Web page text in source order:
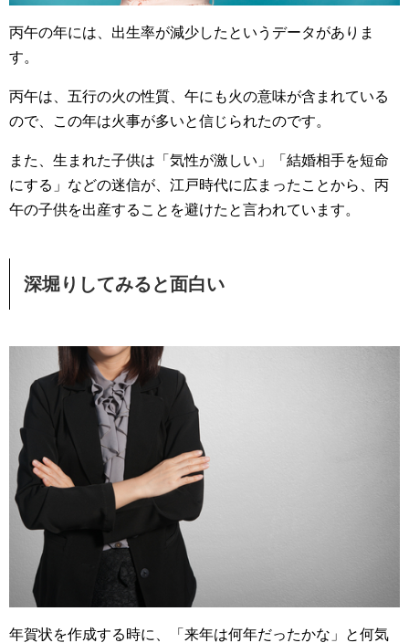
丙午の年には、出生率が減少したというデータがありま
す。
丙午は、五行の火の性質、午にも火の意味が含まれている
ので、この年は火事が多いと信じられたのです。
また、生まれた子供は「気性が激しい」「結婚相手を短命
にする」などの迷信が、江戸時代に広まったことから、丙
午の子供を出産することを避けたと言われています。
深堀りしてみると面白い
年賀状を作成する時に、「来年は何年だったかな」と何気